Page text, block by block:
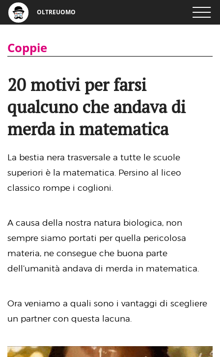
OLTREUOMO
Coppie
20 motivi per farsi
qualcuno che andava di
merda in matematica
La bestia nera trasversale a tutte le scuole
superiori è la matematica. Persino al liceo
classico rompe i coglioni.
A causa della nostra natura biologica, non
sempre siamo portati per quella pericolosa
materia, ne consegue che buona parte
dell’umanità andava di merda in matematica.
Ora veniamo a quali sono i vantaggi di scegliere
un partner con questa lacuna.